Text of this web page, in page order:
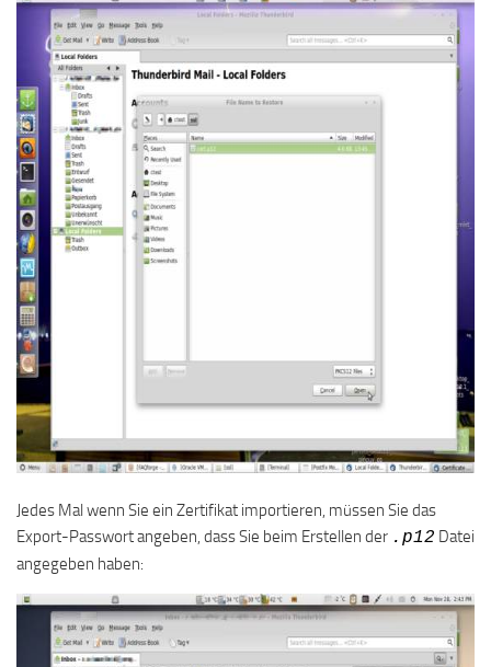
Jedes Mal wenn Sie ein Zertifikat importieren, müssen Sie das
Export-Passwort angeben, dass Sie beim Erstellen der .p12 Datei
angegeben haben: